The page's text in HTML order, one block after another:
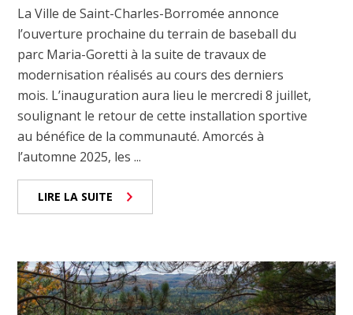
La Ville de Saint-Charles-Borromée annonce
l’ouverture prochaine du terrain de baseball du
parc Maria-Goretti à la suite de travaux de
modernisation réalisés au cours des derniers
mois. L’inauguration aura lieu le mercredi 8 juillet,
soulignant le retour de cette installation sportive
au bénéfice de la communauté. Amorcés à
l’automne 2025, les ...
LIRE LA SUITE